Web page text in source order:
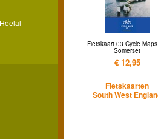
Fietskaart 03 Cycle
Somerset
€ 12,95
Fietskaarten
South West